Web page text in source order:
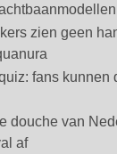
zien geen
fans kunnen
douche van
af